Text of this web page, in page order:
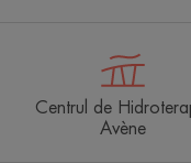
Centrul de
Avène